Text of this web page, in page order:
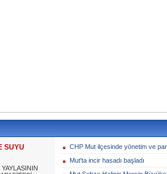
SUYU
CHP Mut ilçesinde yönetim ve
Mut'ta incir hasadı başladı